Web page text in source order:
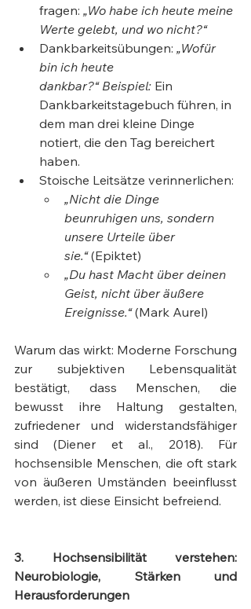
fragen: „Wo habe ich heute meine
Werte gelebt, und wo nicht?“
Dankbarkeitsübungen: „Wofür
bin ich heute
dankbar?“ Beispiel: Ein
Dankbarkeitstagebuch führen, in
dem man drei kleine Dinge
notiert, die den Tag bereichert
haben.
Stoische Leitsätze verinnerlichen:
„Nicht die Dinge
beunruhigen uns, sondern
unsere Urteile über
sie.“ (Epiktet)
„Du hast Macht über deinen
Geist, nicht über äußere
Ereignisse.“ (Mark Aurel)
Warum das wirkt: Moderne Forschung
zur subjektiven Lebensqualität
bestätigt, dass Menschen, die
bewusst ihre Haltung gestalten,
zufriedener und widerstandsfähiger
sind (Diener et al., 2018). Für
hochsensible Menschen, die oft stark
von äußeren Umständen beeinflusst
werden, ist diese Einsicht befreiend.
3. Hochsensibilität verstehen:
Neurobiologie, Stärken und
Herausforderungen